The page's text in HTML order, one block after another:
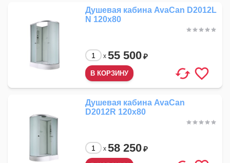
Душевая кабина AvaCan D2012L
N 120x80
x 55 500₽
Душевая кабина AvaCan
D2012R 120x80
x 58 250₽